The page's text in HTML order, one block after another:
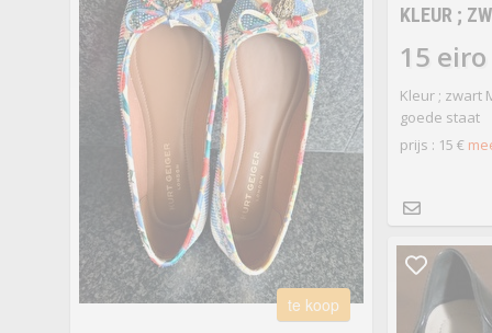
KLEUR ;
15 eiro
Kleur ; zwart
goede staat
prijs : 15 €
te koop